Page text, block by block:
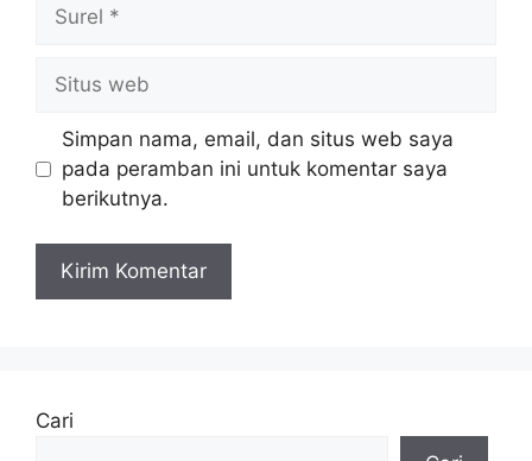
web
Simpan nama, email, dan situs web saya
pada peramban ini untuk komentar saya
berikutnya.
Cari